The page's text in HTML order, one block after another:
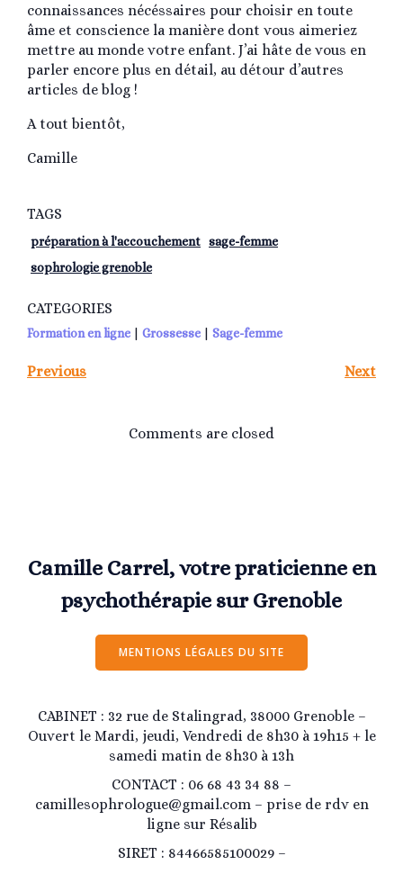
connaissances nécéssaires pour choisir en toute
âme et conscience la manière dont vous aimeriez
mettre au monde votre enfant. J’ai hâte de vous en
parler encore plus en détail, au détour d’autres
articles de blog !
A tout bientôt,
Camille
TAGS
préparation à l'accouchement sage-femme
sophrologie grenoble
CATEGORIES
Formation en ligne Grossesse Sage-femme
Previous Next
Comments are closed
Camille Carrel, votre praticienne en
psychothérapie sur Grenoble
MENTIONS LÉGALES DU SITE
CABINET : 32 rue de Stalingrad, 38000 Grenoble –
Ouvert le Mardi, jeudi, Vendredi de 8h30 à 19h15 + le
samedi matin de 8h30 à 13h
CONTACT : 06 68 43 34 88 –
camillesophrologue@gmail.com – prise de rdv en
ligne sur Résalib
SIRET : 84466585100029 –